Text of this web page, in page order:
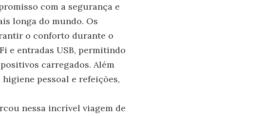
com a segurança e
longa do mundo. Os
o conforto durante o
e entradas USB, permitindo
carregados. Além
pessoal e refeições,
nessa incrível viagem de